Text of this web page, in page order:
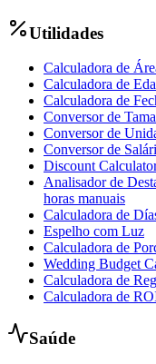
Utilidades
Calculadora de
Calculadora de
Calculadora de
Conversor de
Conversor de
Conversor de
Discount
Analisador de
horas manuais
Calculadora de
Espelho com Luz
Calculadora de
Wedding Budget
Calculadora de
Calculadora de
Saúde